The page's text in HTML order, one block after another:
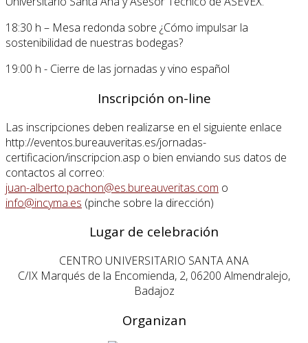
18:30 h – Mesa redonda sobre ¿Cómo impulsar la
sostenibilidad de nuestras bodegas?
19:00 h - Cierre de las jornadas y vino español
Inscripción on-line
Las inscripciones deben realizarse en el siguiente enlace
http://eventos.bureauveritas.es/jornadas-
certificacion/inscripcion.asp o bien enviando sus datos de
contactos al correo:
juan-alberto.pachon@es.bureauveritas.com o
info@incyma.es (pinche sobre la dirección)
Lugar de celebración
CENTRO UNIVERSITARIO SANTA ANA
C/IX Marqués de la Encomienda, 2, 06200 Almendralejo,
Badajoz
Organizan